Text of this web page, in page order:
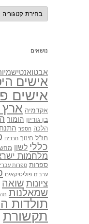
נושאים
נושאים
אישים
אישים
אקדמיה ארץ
בן גוריון הומור
הלכה הספר
חז"ל חינוך חרדים
כללי לשון
מלחמות
ספרות ספרות
ערבים פוליטיקאים
ציונות שואה
שמאלנות
תולדות
תקשורת